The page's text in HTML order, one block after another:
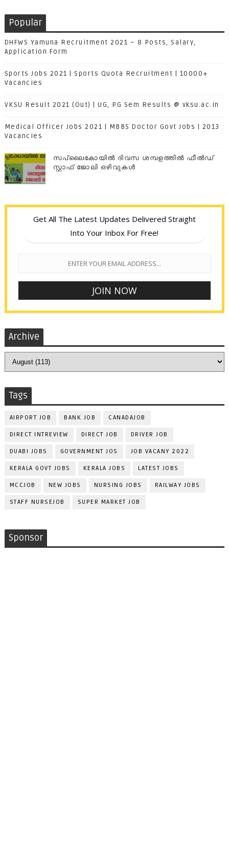
Popular
DHFWS Yamuna Recruitment 2021 – 8 Posts, Salary,
Application Form
Sports Jobs 2021 | Sports Quota Recruitment | 10000+
Vacancies
VKSU Result 2021 (Out) | UG, PG Sem Results @ vksu.ac.in
Medical Officer Jobs 2021 | MBBS Doctor Govt Jobs | 2013
Vacancies
സപ്ലൈകോയില്‍ ദിവസ ശമ്പളത്തിൽ ഫീല്‍ഡ്
സ്റ്റാഫ് ജോലി ഒഴിവുകൾ
Get All The Latest Updates Delivered Straight
Into Your Inbox For Free!
Archive
Tags
AIRPORT JOB BANK JOB CANADAJOB
DIRECT INTREVIEW DIRECT JOB DRIVER JOB
DUABI JOBS GOVERNMENT JOS JOB VACANY 2022
KERALA GOVT JOBS KERALA JOBS LATEST JOBS
MCCJOB NEW JOBS NURSING JOBS RAILWAY JOBS
STAFF NURSEJOB SUPER MARKET JOB
Sponsor